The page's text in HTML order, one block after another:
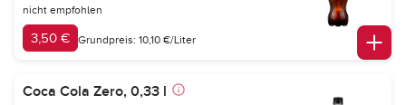
nicht empfohlen
3,50 € Grundpreis: 10,10 €/Liter
Coca Cola Zero, 0,33 l